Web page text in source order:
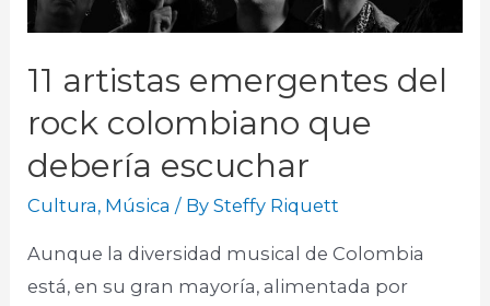
11 artistas emergentes del
rock colombiano que
debería escuchar
Cultura, Música / BySteffy Riquett
Aunque la diversidad musical de Colombia
está, en su gran mayoría, alimentada por